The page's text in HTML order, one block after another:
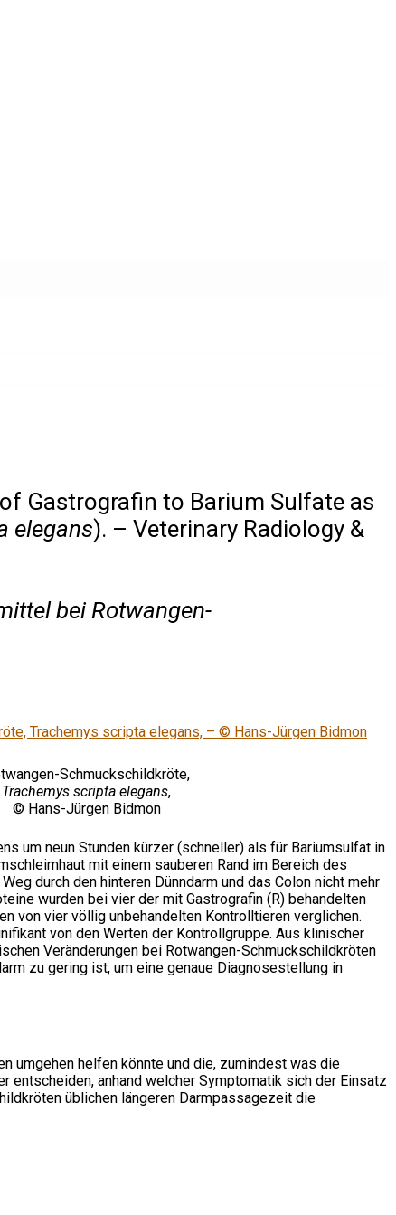
Gastrografin to Barium Sulfate as
elegans). – Veterinary Radiology &
bei Rotwangen-
Schmuckschildkröte,
Trachemys scripta elegans,
© Hans-Jürgen Bidmon
um neun Stunden kürzer (schneller) als für Bariumsulfat in
mit einem sauberen Rand im Bereich des
durch den hinteren Dünndarm und das Colon nicht mehr
wurden bei vier der mit Gastrografin (R) behandelten
von vier völlig unbehandelten Kontrolltieren verglichen.
von den Werten der Kontrollgruppe. Aus klinischer
Veränderungen bei Rotwangen-Schmuckschildkröten
zu gering ist, um eine genaue Diagnosestellung in
umgehen helfen könnte und die, zumindest was die
anhand welcher Symptomatik sich der Einsatz
üblichen längeren Darmpassagezeit die